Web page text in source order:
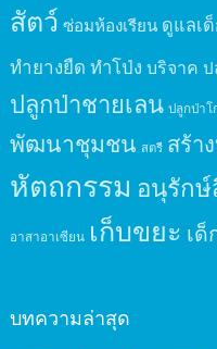
สัตว์ ซ่อมห้องเรียน ดูแลเ
ทำยางยืด ทำโป่ง บริจาค ป
ปลูกป่าชายเลน ปลูกป่าโ
พัฒนาชุมชน สตรี สร้า
หัตถกรรม อนุรัก
อาสาอาเซียน เก็บขยะ เด็
บทความล่าสุด